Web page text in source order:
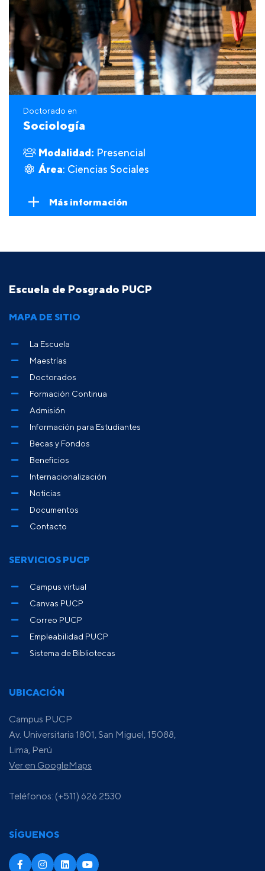
Doctorado en
Sociología
Modalidad: Presencial
Área: Ciencias Sociales
Más información
Escuela de Posgrado PUCP
UBICACIÓN
Campus PUCP
Av. Universitaria 1801, San Miguel, 15088,
Lima, Perú
Ver en GoogleMaps
Teléfonos: (+511) 626 2530
SÍGUENOS
MAPA DE SITIO
La Escuela
Maestrías
Doctorados
Formación Continua
Admisión
Información para Estudiantes
Becas y Fondos
Beneficios
Internacionalización
Noticias
Documentos
Contacto
SERVICIOS PUCP
Campus virtual
Canvas PUCP
Correo PUCP
Empleabilidad PUCP
Sistema de Bibliotecas